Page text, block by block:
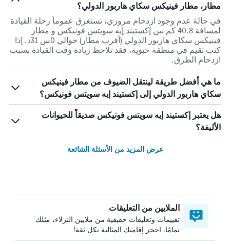
مطار، مطار فينيكس سكاي هاربور الدولي؟
في حالة عدم وجود ازدحام مروري، تستغرق عموماً رحلة القيادة
لمسافة 40.8 كم بين إكستيند إيه سويتس فونيكس و مطار
فينيكس سكاي هاربور الدولي (أقرب مطار) حوالي 0س 31د. إذا
كنت تقيم في منطقة حيوية، فقد تلاحظ زيادة وقت القيادة بسبب
ازدحام الطرق.
ما هي أفضل طريقة لينتقل الضيوف من مطار فينيكس
سكاي هاربور الدولي إلى إكستيند إيه سويتس فونيكس؟
هل يعتبر إكستيند إيه سويتس فونيكس صديقاً للحيوانات
الأليفة؟
عرض المزيد من الأسئلة الشائعة
الملايين من التعليقات
تقييمات وتعليقات حقيقية من ملايين النزلاء، مثلك
تمامًا. احجز إقامتك المثالية بكل ثقة!